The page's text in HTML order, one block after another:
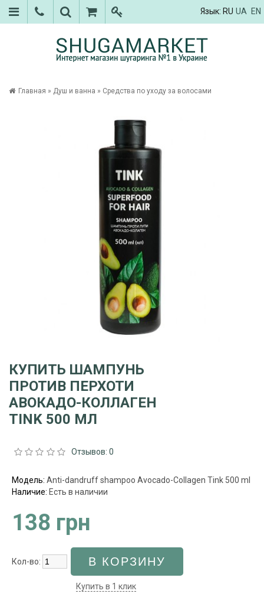
Язык: RU UA EN
Главная » Душ и ванна » Средства по уходу за волосами
КУПИТЬ ШАМПУНЬ
ПРОТИВ ПЕРХОТИ
АВОКАДО-КОЛЛАГЕН
TINK 500 МЛ
Отзывов: 0
Модель: Anti-dandruff shampoo Avocado-Collagen Tink 500 ml
Наличие: Есть в наличии
138 грн
Кол-во:
Купить в 1 клик